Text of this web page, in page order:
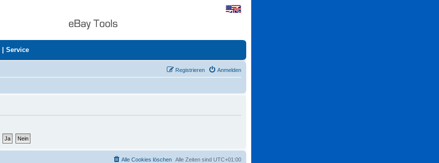
Service
Anmelden
Registrieren
Alle Zeiten sind UTC+01:00
Alle Cookies löschen